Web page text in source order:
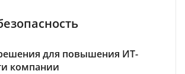
для повышения ИТ-
компании